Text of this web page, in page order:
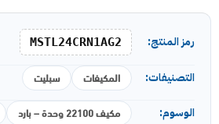
رمز المنتج: MSTL24CRN1AG2
التصنيفات: المكيفات سبليت
الوسوم: مكيف 22100 وحدة – بارد